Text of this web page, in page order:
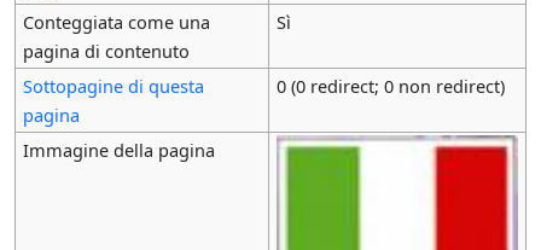
Conteggiata come una
pagina di contenuto
Sì
Sottopagine di questa
pagina
0 (0 redirect; 0 non redirect)
Immagine della pagina